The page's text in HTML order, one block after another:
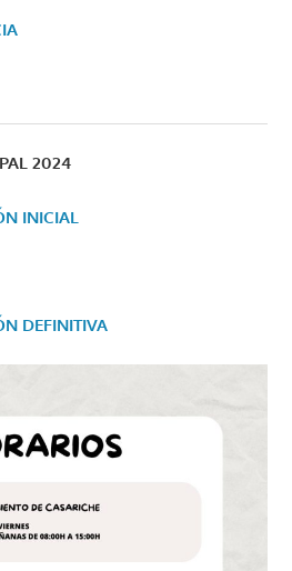
2024
INICIAL
DEFINITIVA